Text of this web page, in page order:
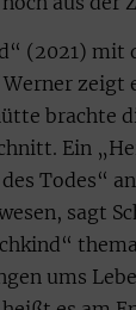
(2021) mit
zeigt
brachte
Ein
Todes“
sagt
ums